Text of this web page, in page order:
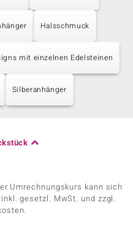
Halsschmuck
mit einzelnen Edelsteinen
Silberanhänger
Umrechnungskurs kann sich
gesetzl. MwSt. und zzgl.